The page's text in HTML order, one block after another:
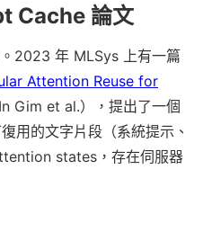
Cache 論文
2023 年 MLSys 上有一篇
Attention Reuse for
In Gim et al.），提出了一個
用的文字片段（系統提示、
states，存在伺服器